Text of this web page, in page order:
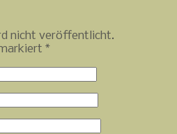
nicht veröffentlicht.
*